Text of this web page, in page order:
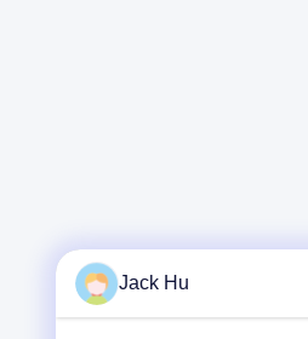
Jack Hu